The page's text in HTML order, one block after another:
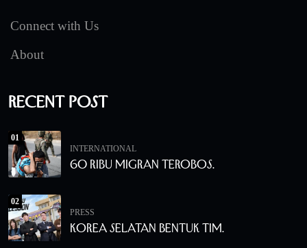
Connect with Us
About
Recent Post
01
INTERNATIONAL
60 Ribu Migran Terobos.
02
PRESS
Korea Selatan Bentuk Tim.